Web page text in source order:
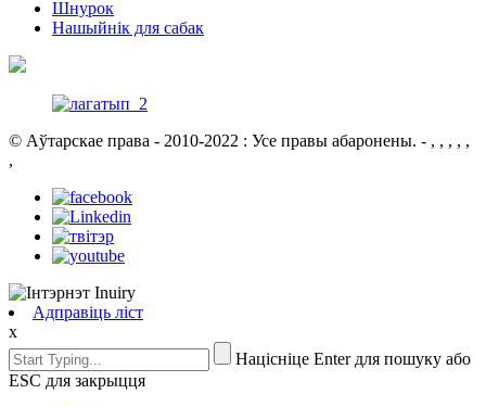
Шнурок
Нашыйнік для сабак
© Аўтарскае права - 2010-2022 : Усе правы абаронены. - , , , , ,
,
Адправіць ліст
x
Націсніце Enter для пошуку або
ESC для закрыцця